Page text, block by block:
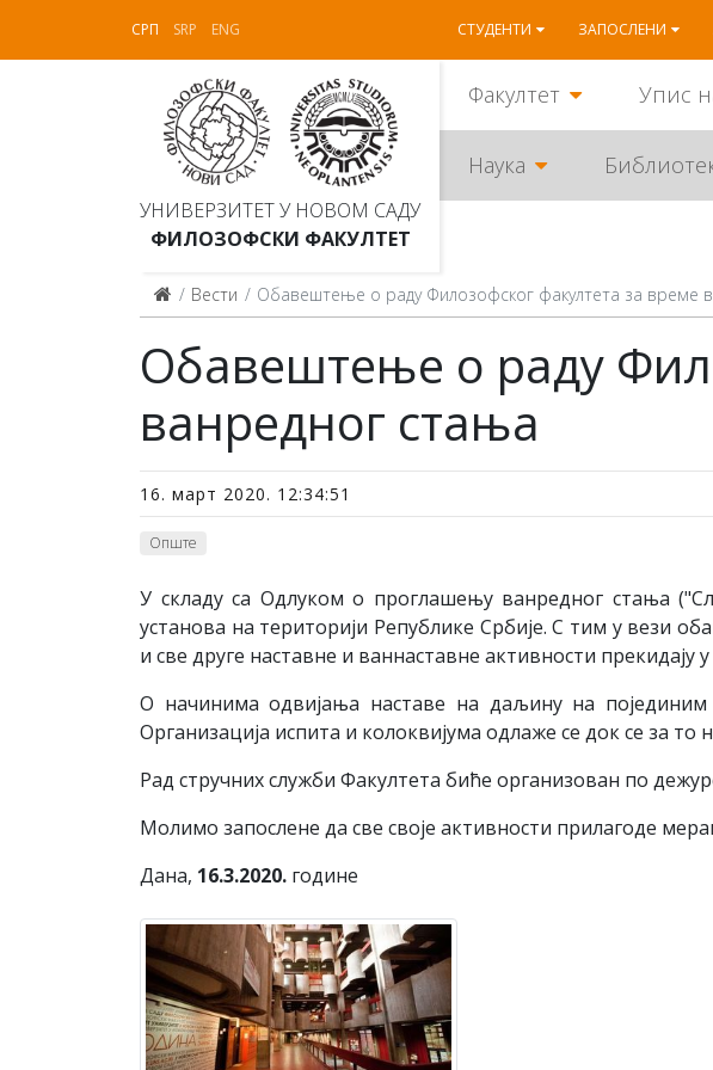
СРП SRP ENG СТУДЕНТИ ЗАПОСЛЕНИ
УНИВЕРЗИТЕТ У НОВОМ САДУ
ФИЛОЗОФСКИ ФАКУЛТЕТ
Факултет Упис
Наука
Вести Обавештење о раду Филозофског факултета за време
Обавештење о раду
ванредног стања
16. март 2020. 12:34:51
Опште
У складу са Одлуком о проглашењу ванредног стања
установа на територији Републике Србије. С тим у вези
и све друге наставне и ваннаставне активности прекидају
О начинима одвијања наставе на даљину на
Организација испита и колоквијума одлаже се док се за
Рад стручних служби Факултета биће организован по
Молимо запослене да све своје активности прилагоде
Дана, 16.3.2020. године